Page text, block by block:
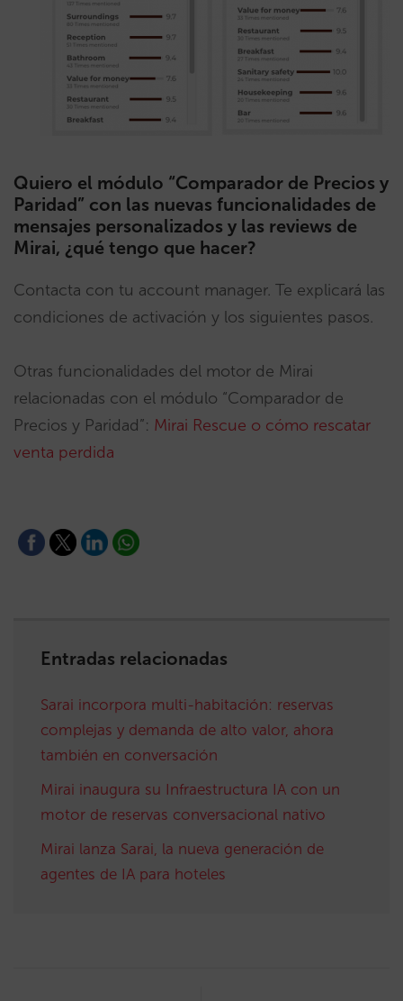
Quiero el módulo “Comparador de Precios y
Paridad” con las nuevas funcionalidades de
mensajes personalizados y las reviews de
Mirai, ¿qué tengo que hacer?
Contacta con tu account manager. Te explicará las
condiciones de activación y los siguientes pasos.
Otras funcionalidades del motor de Mirai
relacionadas con el módulo “Comparador de
Precios y Paridad”: Mirai Rescue o cómo rescatar
venta perdida
Entradas relacionadas
Sarai incorpora multi-habitación: reservas
complejas y demanda de alto valor, ahora
también en conversación
Mirai inaugura su Infraestructura IA con un
motor de reservas conversacional nativo
Mirai lanza Sarai, la nueva generación de
agentes de IA para hoteles